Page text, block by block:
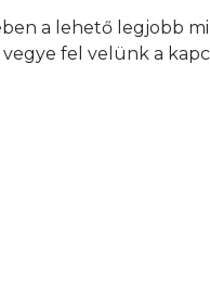
a lehető legjobb
fel velünk a